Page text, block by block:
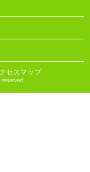
セスマップ